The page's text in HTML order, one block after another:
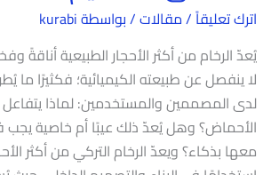
اترك تعليقاً/مقالات/ بواسطةkurabi
يُعدّ الرخام من أكثر الأحجار الطبيعية أناقةً
لا ينفصل عن طبيعته الكيميائية؛ فكثيرًا
لدى المصممين والمستخدمين: لماذا يتفاعل
الأحماض؟ وهل يُعدّ ذلك عيبًا أم خاصية يجب
معها بذكاء؟ ويعدّ الرخام التركي من أكثر